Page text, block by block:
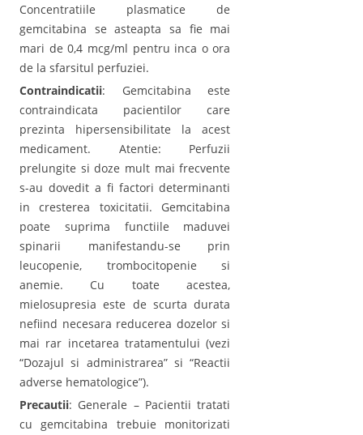
Concentratiile plasmatice de
gemcitabina se asteapta sa fie mai
mari de 0,4 mcg/ml pentru inca o ora
de la sfarsitul perfuziei.
Contraindicatii: Gemcitabina este
contraindicata pacientilor care
prezinta hipersensibilitate la acest
medicament. Atentie: Perfuzii
prelungite si doze mult mai frecvente
s-au dovedit a fi factori determinanti
in cresterea toxicitatii. Gemcitabina
poate suprima functiile maduvei
spinarii manifestandu-se prin
leucopenie, trombocitopenie si
anemie. Cu toate acestea,
mielosupresia este de scurta durata
nefiind necesara reducerea dozelor si
mai rar incetarea tratamentului (vezi
“Dozajul si administrarea” si “Reactii
adverse hematologice”).
Precautii: Generale – Pacientii tratati
cu gemcitabina trebuie monitorizati